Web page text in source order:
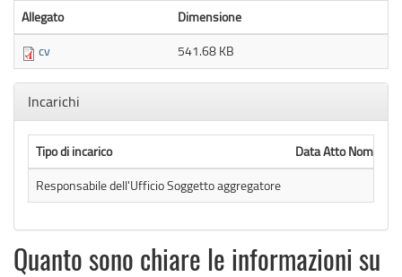
Allegato
Dimensione
cv
541.68 KB
Nascondi
Incarichi
Tipo di incarico
Data Atto Nomina
Responsabile dell'Ufficio Soggetto aggregatore
Quanto sono chiare le informazioni su